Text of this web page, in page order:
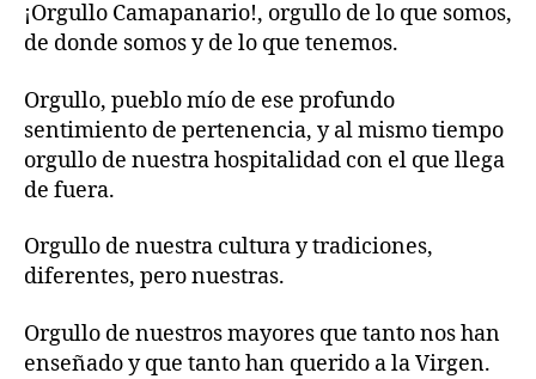
¡Orgullo Camapanario!, orgullo de lo que somos,
de donde somos y de lo que tenemos.
Orgullo, pueblo mío de ese profundo
sentimiento de pertenencia, y al mismo tiempo
orgullo de nuestra hospitalidad con el que llega
de fuera.
Orgullo de nuestra cultura y tradiciones,
diferentes, pero nuestras.
Orgullo de nuestros mayores que tanto nos han
enseñado y que tanto han querido a la Virgen.